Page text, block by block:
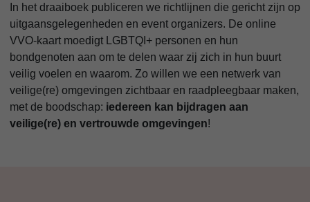
In het draaiboek publiceren we richtlijnen die gericht zijn op
uitgaansgelegenheden en event organizers. De online
VVO-kaart moedigt LGBTQI+ personen en hun
bondgenoten aan om te delen waar zij zich in hun buurt
veilig voelen en waarom. Zo willen we een netwerk van
veilige(re) omgevingen zichtbaar en raadpleegbaar maken,
met de boodschap: iedereen kan bijdragen aan
veilige(re) en vertrouwde omgevingen!